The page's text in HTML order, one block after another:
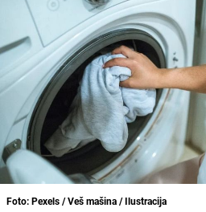
Foto: Pexels / Veš mašina / Ilustracija